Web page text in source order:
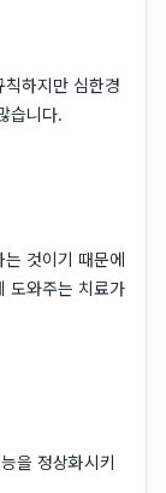
하지만 심한경
습니다.
것이기 때문에
도와주는 치료가
을 정상화시키